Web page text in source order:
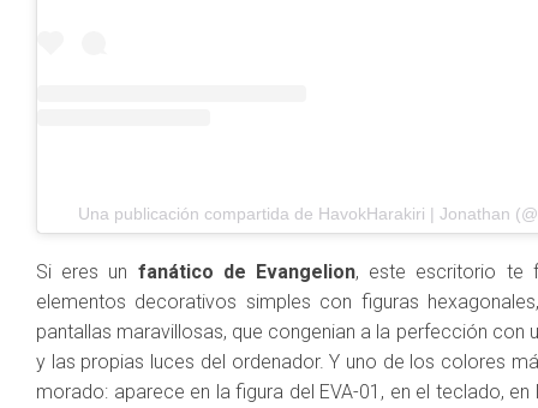
Una publicación compartida de HavokHarakiri | Jonathan
Si eres un fanático de Evangelion, este escritorio te
elementos decorativos simples con figuras
pantallas maravillosas, que congenian a la perfección con
y las propias luces del ordenador. Y uno de los colores
morado: aparece en la figura del EVA-01, en el teclado,